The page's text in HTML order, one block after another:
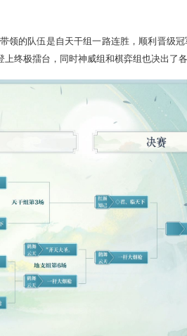
tianti/
”带领的队伍是自天干
杀，四战四胜登上终极擂台，同时